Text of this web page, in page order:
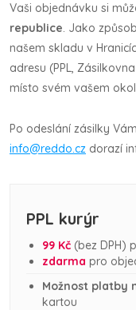
Vaši objednávku si
republice. Jako
našem skladu v
adresu (PPL,
místo svém vašem
Po odeslání zásilky
info@reddo.cz dorazí
PPL kurýr
99 Kč (bez DPH)
zdarma pro
Možnost platby
kartou